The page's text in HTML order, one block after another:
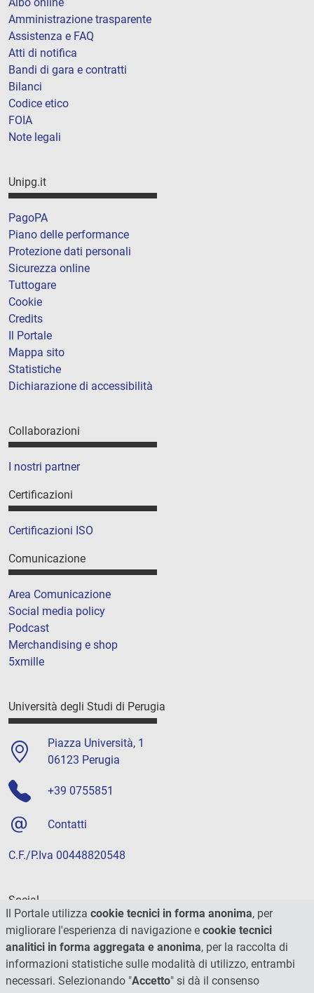
Amministrazione trasparente
Assistenza e FAQ
Atti di notifica
Bandi di gara e contratti
Bilanci
Codice etico
FOIA
Note legali
Unipg.it
PagoPA
Piano delle performance
Protezione dati personali
Sicurezza online
Tuttogare
Cookie
Credits
Il Portale
Mappa sito
Statistiche
Dichiarazione di accessibilità
Collaborazioni
I nostri partner
Certificazioni
Certificazioni ISO
Comunicazione
Area Comunicazione
Social media policy
Podcast
Merchandising e shop
5xmille
Università degli Studi di Perugia
Piazza Università, 1
06123 Perugia
+39 0755851
Contatti
C.F./P.Iva 00448820548
Social
Il Portale utilizza cookie tecnici in forma anonima, per
migliorare l'esperienza di navigazione e cookie tecnici
analitici in forma aggregata e anonima, per la raccolta di
informazioni statistiche sulle modalità di utilizzo, entrambi
necessari. Selezionando "Accetto" si dà il consenso